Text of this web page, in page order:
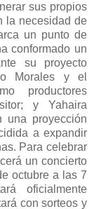
sus propios
la necesidad de
un punto de
conformado un
su proyecto
Morales y el
productores
y Yahaira
una proyección
a expandir
Para celebrar
un concierto
octubre a las 7
oficialmente
con sorteos y